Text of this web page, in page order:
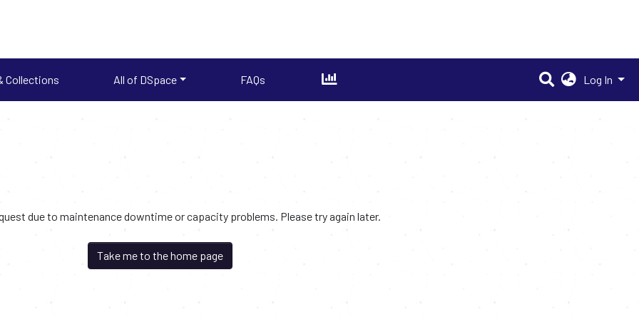
Collections All of DSpace FAQs Log In
due to maintenance downtime or capacity problems. Please try again later.
Take me to the home page